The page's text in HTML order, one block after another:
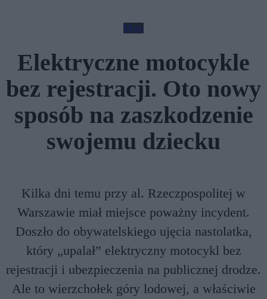
Moto
Elektryczne motocykle
bez rejestracji. Oto nowy
sposób na zaszkodzenie
swojemu dziecku
Kilka dni temu przy al. Rzeczpospolitej w
Warszawie miał miejsce poważny incydent.
Doszło do obywatelskiego ujęcia nastolatka,
który „upalał” elektryczny motocykl bez
rejestracji i ubezpieczenia na publicznej drodze.
Ale to wierzchołek góry lodowej, a właściwie